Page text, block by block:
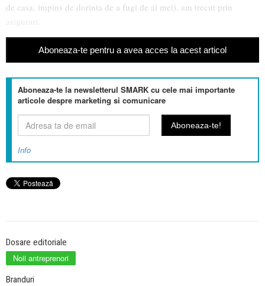
de casa, impins de dorinta de a fugi de ai mei), am trecut prin
asigurari.
Aboneaza-te pentru a avea acces la acest articol
Aboneaza-te la newsletterul SMARK cu cele mai importante
articole despre marketing si comunicare
Info
Dosare editoriale
Noii antreprenori
Branduri